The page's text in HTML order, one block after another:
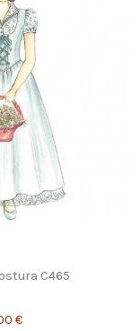
C465
€